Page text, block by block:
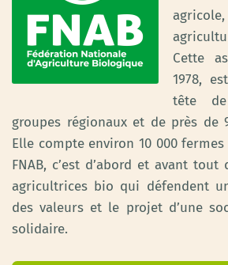
Cette
1978,
tête
groupes régionaux et de près de
Elle compte environ 10 000
FNAB, c’est d’abord et avant
agricultrices bio qui défendent
des valeurs et le projet d’une
solidaire.